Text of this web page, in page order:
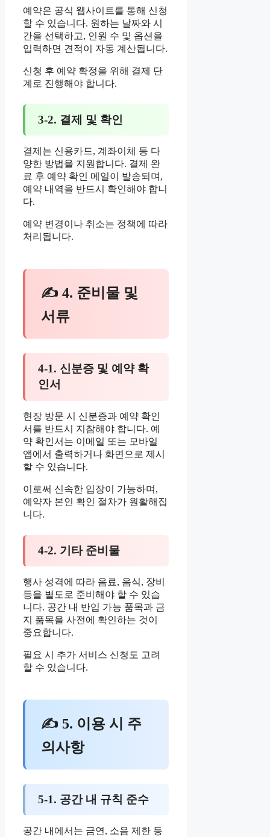
예약은 공식 웹사이트를 통해 신청
할 수 있습니다. 원하는 날짜와 시
간을 선택하고, 인원 수 및 옵션을
입력하면 견적이 자동 계산됩니다.
신청 후 예약 확정을 위해 결제 단
계로 진행해야 합니다.
3-2. 결제 및 확인
결제는 신용카드, 계좌이체 등 다
양한 방법을 지원합니다. 결제 완
료 후 예약 확인 메일이 발송되며,
예약 내역을 반드시 확인해야 합니
다.
예약 변경이나 취소는 정책에 따라
처리됩니다.
✍ 4. 준비물 및
서류
4-1. 신분증 및 예약 확
인서
현장 방문 시 신분증과 예약 확인
서를 반드시 지참해야 합니다. 예
약 확인서는 이메일 또는 모바일
앱에서 출력하거나 화면으로 제시
할 수 있습니다.
이로써 신속한 입장이 가능하며,
예약자 본인 확인 절차가 원활해집
니다.
4-2. 기타 준비물
행사 성격에 따라 음료, 음식, 장비
등을 별도로 준비해야 할 수 있습
니다. 공간 내 반입 가능 품목과 금
지 품목을 사전에 확인하는 것이
중요합니다.
필요 시 추가 서비스 신청도 고려
할 수 있습니다.
✍ 5. 이용 시 주
의사항
5-1. 공간 내 규칙 준수
공간 내에서는 금연, 소음 제한 등